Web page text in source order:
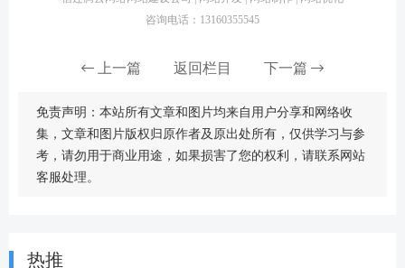
咨询电话：13160355545
上一篇 返回栏目 下一篇
免责声明：本站所有文章和图片均来自用户分享和网络收
集，文章和图片版权归原作者及原出处所有，仅供学习与参
考，请勿用于商业用途，如果损害了您的权利，请联系网站
客服处理。
热推